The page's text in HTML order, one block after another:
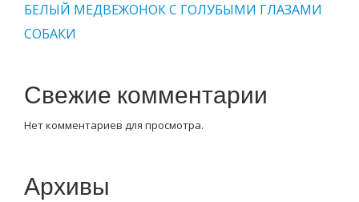
БЕЛЫЙ МЕДВЕЖОНОК С ГОЛУБЫМИ ГЛАЗАМИ
СОБАКИ
Свежие комментарии
Нет комментариев для просмотра.
Архивы